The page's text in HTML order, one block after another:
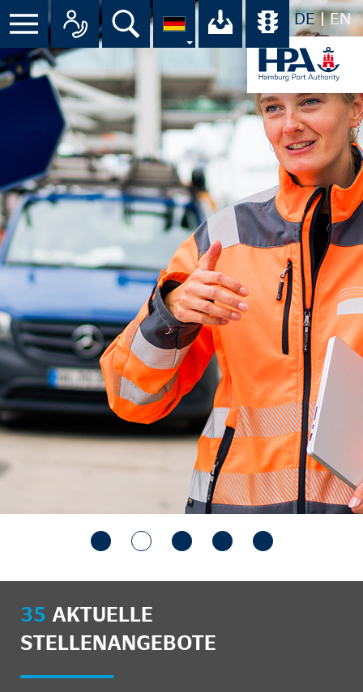
DE EN
Menü Alle Ansprechpartner im
Suche Ihr Download-
35 AKTUELLE
STELLENANGEBOTE